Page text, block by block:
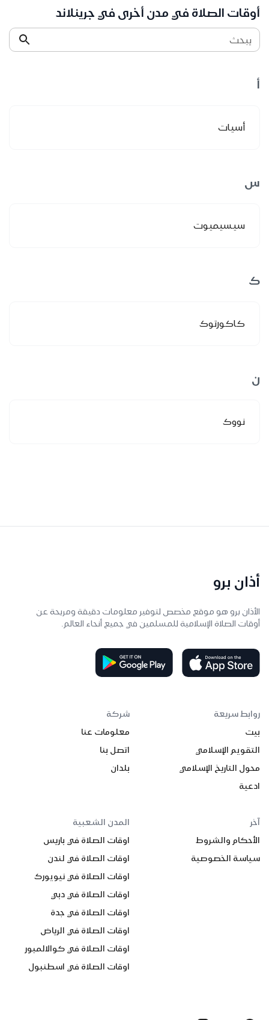
أوقات الصلاة في مدن أخرى في جرينلاند
يبحث
أ
أسيات
س
سيسيميوت
ك
كاكورتوك
ن
نووك
أذان برو
الأذان برو هو موقع مخصص لتوفير معلومات دقيقة ومريحة عن
أوقات الصلاة الإسلامية للمسلمين في جميع أنحاء العالم.
روابط سريعة
بيت
التقويم الإسلامي
محول التاريخ الإسلامي
ادعية
شركة
معلومات عنا
اتصل بنا
بلدان
آخر
الأحكام والشروط
سياسة الخصوصية
المدن الشعبية
اوقات الصلاة في باريس
اوقات الصلاة في لندن
اوقات الصلاة في نيويورك
اوقات الصلاة في دبي
اوقات الصلاة في جدة
اوقات الصلاة في الرياض
اوقات الصلاة في كوالالمبور
اوقات الصلاة في اسطنبول